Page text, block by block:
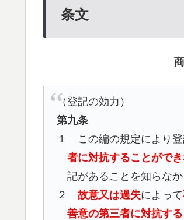
条文
（登記の効力）
第九条
１ この編の規定により登
者に対抗することがで
記があることを知らな
２ 故意又は過失によって
善意の第三者に対抗す